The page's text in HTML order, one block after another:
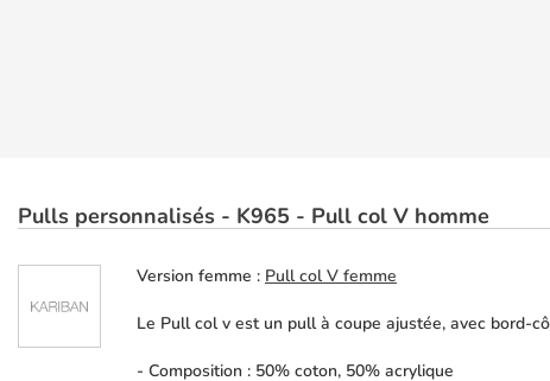
Pulls personnalisés - K965 - Pull col V homme
Version femme : Pull col V femme
Le Pull col v est un pull à coupe ajustée, avec bord-
- Composition : 50% coton, 50% acrylique